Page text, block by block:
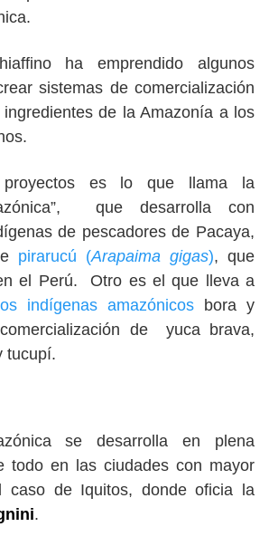
ha emprendido algunos
sistemas de comercialización
de la Amazonía a los
es lo que llama la
que desarrolla con
de pescadores de Pacaya,
pirarucú (Arapaima gigas), que
el Perú. Otro es el que lleva a
indígenas amazónicos bora y
de yuca brava,
tucupí.
se desarrolla en plena
todo en las ciudades con mayor
caso de Iquitos, donde oficia la
.